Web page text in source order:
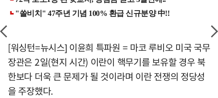
[워싱턴=뉴시스] 이윤희 특파원 = 마코 루비오 미국 국무
장관은 2일(현지 시간) 이란이 핵무기를 보유할 경우 북
한보다 더욱 큰 문제가 될 것이라며 이란 전쟁의 정당성
을 주장했다.